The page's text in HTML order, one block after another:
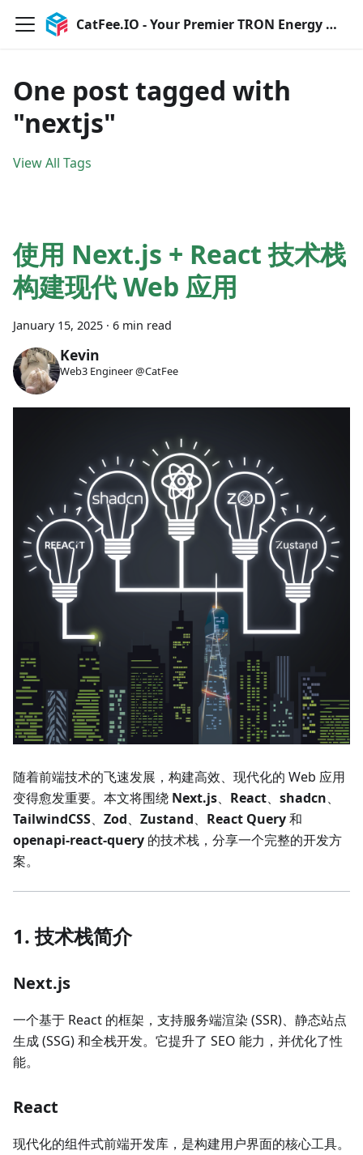
CatFee.IO - Your Premier TRON Energy Service Provider
One post tagged with
"nextjs"
View All Tags
使用 Next.js + React 技术栈
构建现代 Web 应用
January 15, 2025 · 6 min read
Kevin
Web3 Engineer @CatFee
随着前端技术的飞速发展，构建高效、现代化的 Web 应用
变得愈发重要。本文将围绕 Next.js、 React、 shadcn、
TailwindCSS、 Zod、 Zustand、 React Query和
openapi-react-query 的技术栈，分享一个完整的开发方
案。
1. 技术栈简介
Next.js
一个基于 React 的框架，支持服务端渲染 (SSR)、静态站点
生成 (SSG) 和全栈开发。它提升了 SEO 能力，并优化了性
能。
React
现代化的组件式前端开发库，是构建用户界面的核心工具。